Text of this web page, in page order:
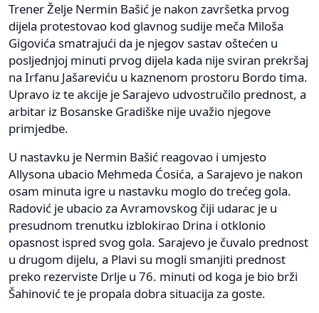
Trener Želje Nermin Bašić je nakon završetka prvog
dijela protestovao kod glavnog sudije meča Miloša
Gigovića smatrajući da je njegov sastav oštećen u
posljednjoj minuti prvog dijela kada nije sviran prekršaj
na Irfanu Jašareviću u kaznenom prostoru Bordo tima.
Upravo iz te akcije je Sarajevo udvostručilo prednost, a
arbitar iz Bosanske Gradiške nije uvažio njegove
primjedbe.
U nastavku je Nermin Bašić reagovao i umjesto
Allysona ubacio Mehmeda Ćosića, a Sarajevo je nakon
osam minuta igre u nastavku moglo do trećeg gola.
Radović je ubacio za Avramovskog čiji udarac je u
presudnom trenutku izblokirao Drina i otklonio
opasnost ispred svog gola. Sarajevo je čuvalo prednost
u drugom dijelu, a Plavi su mogli smanjiti prednost
preko rezerviste Drlje u 76. minuti od koga je bio brži
Šahinović te je propala dobra situacija za goste.